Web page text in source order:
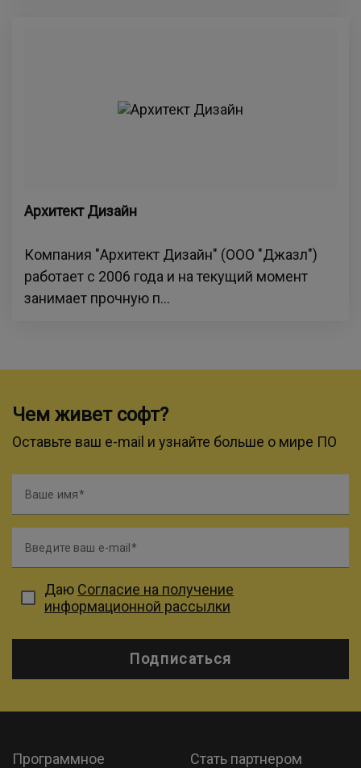
Архитект Дизайн
Компания "Архитект Дизайн" (ООО "Джазл")
работает с 2006 года и на текущий момент
занимает прочную п...
Чем живет софт?
Оставьте ваш e-mail и узнайте больше о мире ПО
Ваше имя
Введите ваш e-mail
Даю Согласие на получение
информационной рассылки
Подписаться
Программное
Стать партнером